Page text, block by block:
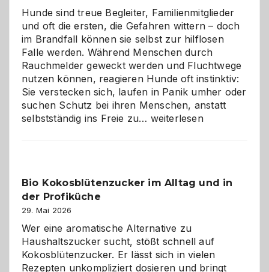
Hunde sind treue Begleiter, Familienmitglieder
und oft die ersten, die Gefahren wittern – doch
im Brandfall können sie selbst zur hilflosen
Falle werden. Während Menschen durch
Rauchmelder geweckt werden und Fluchtwege
nutzen können, reagieren Hunde oft instinktiv:
Sie verstecken sich, laufen in Panik umher oder
suchen Schutz bei ihren Menschen, anstatt
selbstständig ins Freie zu… Wenn
Gefahr
für
Hunde
im
eigenen
weiterlesen
Bio Kokosblütenzucker im Alltag und in
der Profiküche
29. Mai 2026
Wer eine aromatische Alternative zu
Haushaltszucker sucht, stößt schnell auf
Kokosblütenzucker. Er lässt sich in vielen
Rezepten unkompliziert dosieren und bringt